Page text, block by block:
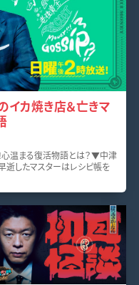
イカ焼き店＆亡きマ
温まる復活物語とは？▼中津
逝したマスターはレシピ帳を